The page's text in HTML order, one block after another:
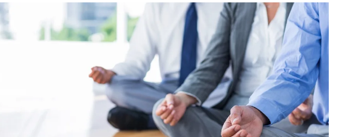
Savadlıyam, yoxsa
ziyalı?
Nokia effekti